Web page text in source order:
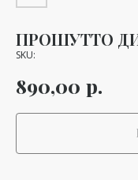
ПРОШУТТО
SKU:
890,00 р.